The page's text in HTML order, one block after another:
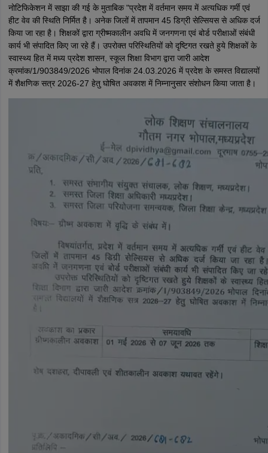
नोटिफिकेशन में साझा की गई के मुताबिक "प्रदेश में वर्तमान समय में अत्यधिक गर्मी एवं
हीट वेव की स्थिति निर्मित है। अनेक जिलों में तापमान 45 डिग्री सेल्सियस से अधिक दर्ज
किया जा रहा है। शिक्षकों द्वारा ग्रीष्मकालीन अवधि में जनगणना एवं बोर्ड परीक्षाओं संबंधी
कार्य भी संपादित किए जा रहे हैं। उपरोक्त परिस्थितियों को दृष्टिगत रखते हुये शिक्षकों के
स्वास्थ्य हित में मध्य प्रदेश शासन, स्कूल शिक्षा विभाग द्वारा जारी आदेश
क्रमांक/1/903849/2026 भोपाल दिनांक 24.03.2026 में प्रदेश के समस्त विद्यालयों
में शैक्षणिक सत्र 2026-27 हेतु घोषित अवकाश में निम्नानुसार संशोधन किया जाता है।